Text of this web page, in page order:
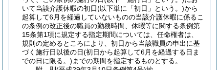
いて当該介護休暇の初日(以下単に「初日」という。)から
起算して6月を経過していないものの当該介護休暇に係るこ
の条例の改正後の職員の勤務時間、休暇等に関する条例第
15条第1項に規定する指定期間については、任命権者は、
規則の定めるところにより、初日から当該職員の申出に基
づく施行日以後の日(初日から起算して6月を経過する日ま
での日に限る。) までの期間を指定するものとする。